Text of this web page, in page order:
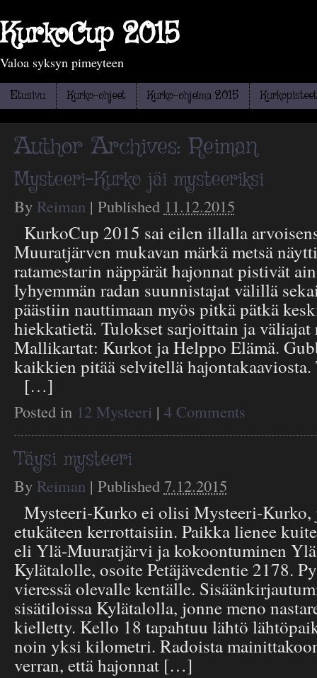
KurkoCup 2015
Valoa syksyn pimeyteen
Etusivu Kurko-ohjeet Kurko-ohjelma 2015 Kurkopisteet
Author Archives:Reiman
Mysteeri-Kurko jäi mysteeriksi
By Reiman | Published 11.12.2015
KurkoCup 2015 sai eilen illalla
Muuratjärven mukavan märkä metsä
ratamestarin näppärät hajonnat pistivät
lyhyemmän radan suunnistajat välillä
päästiin nauttimaan myös pitkä pätkä
hiekkatietä. Tulokset sarjoittain ja
Mallikartat: Kurkot ja Helppo Elämä.
kaikkien pitää selvitellä
[…]
Posted in 12 Mysteeri | 4 Comments
Täysi mysteeri
By Reiman | Published 7.12.2015
Mysteeri-Kurko ei olisi Mysteeri-Kurko,
etukäteen kerrottaisiin. Paikka lienee
eli Ylä-Muuratjärvi ja kokoontuminen
Kylätalolle, osoite Petäjävedentie 2178.
vieressä olevalle kentälle.
sisätiloissa Kylätalolla, jonne meno
kielletty. Kello 18 tapahtuu lähtö
noin yksi kilometri. Radoista
verran, että hajonnat […]